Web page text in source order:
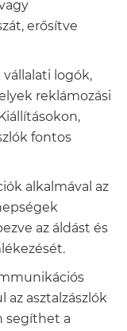
erősítve
logók,
reklámozási
fontos
alkalmával az
az áldást és
az asztalzászlók
segíthet a